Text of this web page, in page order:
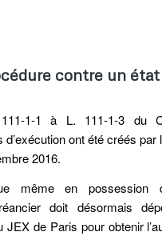
contre un état
1-1 à L. 111-1-3 du
ont été créés par
2016.
même en possession
doit désormais
JEX de Paris pour obtenir